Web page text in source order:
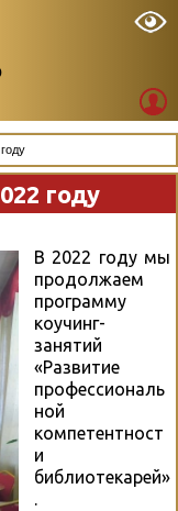
году
В 2022 году мы
продолжаем
программу
коучинг-
занятий
«Развитие
профессиональ
ной
компетентност
и
библиотекарей»
.